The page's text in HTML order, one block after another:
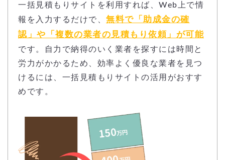
一括見積もりサイトを利用すれば、Web上で情
報を入力するだけで、 無料で「助成金の確
認」や「複数の業者の見積もり依頼」が可能
です。自力で納得のいく業者を探すには時間と
労力がかかるため、効率よく優良な業者を見つ
けるには、一括見積もりサイトの活用がおすす
めです。